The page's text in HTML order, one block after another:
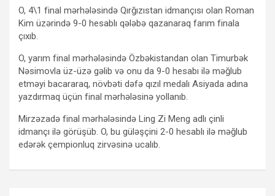
O, 4\1 final mərhələsində Qırğızıstan idmançısı olan Roman
Kim üzərində 9-0 hesablı qələbə qazanaraq farım finala
çıxıb.
O, yarım final mərhələsində Özbəkistandan olan Timurbək
Nəsimovla üz-üzə gəlib və onu da 9-0 hesabı ilə məğlub
etməyi bacararaq, növbəti dəfə qızıl medalı Asiyada adına
yazdırmaq üçün final mərhələsinə yollanıb.
Mirzəzadə final mərhələsində Ling Zi Meng adlı çinli
idmançı ilə görüşüb. O, bu güləşçini 2-0 hesablı ilə məğlub
edərək çempionluq zirvəsinə ucalıb.